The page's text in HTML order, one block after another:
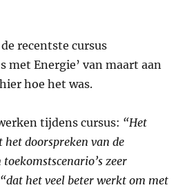
recentste cursus
met Energie’ van maart aan
hoe het was.
tijdens cursus: “Het
doorspreken van de
zeer
“dat het veel beter werkt om met